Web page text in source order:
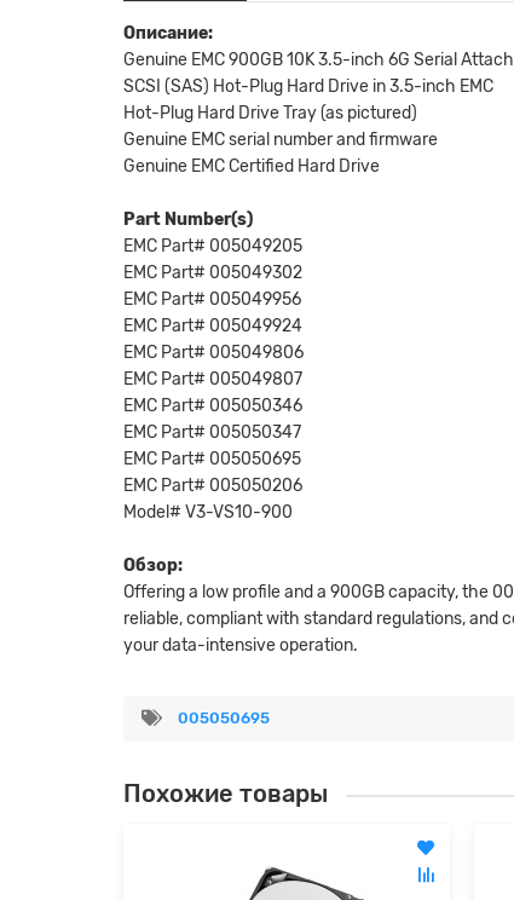
Описание:
Genuine EMC 900GB 10K 3.5-inch 6G Serial
SCSI (SAS) Hot-Plug Hard Drive in 3.5-inch EMC
Hot-Plug Hard Drive Tray (as pictured)
Genuine EMC serial number and firmware
Genuine EMC Certified Hard Drive
Part Number(s)
EMC Part# 005049205
EMC Part# 005049302
EMC Part# 005049956
EMC Part# 005049924
EMC Part# 005049806
EMC Part# 005049807
EMC Part# 005050346
EMC Part# 005050347
EMC Part# 005050695
EMC Part# 005050206
Model# V3-VS10-900
Обзор:
Offering a low profile and a 900GB capacity, the
reliable, compliant with standard regulations,
your data-intensive operation.
005050695
Похожие товары